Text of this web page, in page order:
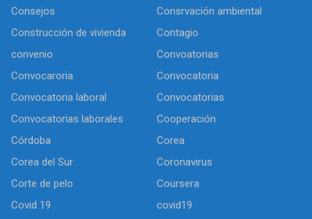
Consejos
Consrvación ambiental
Construcción de vivienda
Contagio
convenio
Convoatorias
Convocaroria
Convocatoria
Convocatoria laboral
Convocatorias
Convocatorias laborales
Cooperación
Córdoba
Corea
Corea del Sur
Coronavirus
Corte de pelo
Coursera
Covid 19
covid19